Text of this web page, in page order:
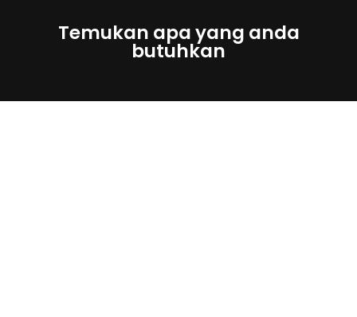
Temukan apa yang anda
butuhkan